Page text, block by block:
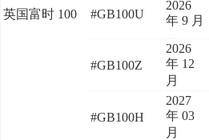
英国富时 100 #GB100U
2026
年 9 月
#GB100Z
2026
年 12
月
#GB100H
2027
年 03
月